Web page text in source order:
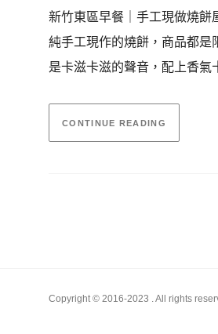
新竹東區早餐｜手工現做燒餅
純手工現作的燒餅，商品都是
是卡滋卡滋的聲音，配上香
CONTINUE READING
Copyright © 2016-2023 . All rights